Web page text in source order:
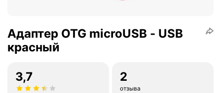
Адаптер OTG microUSB - USB
красный
3,7 2
отзыва